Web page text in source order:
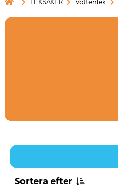
LEKSAKER Vattenlek
Sortera efter